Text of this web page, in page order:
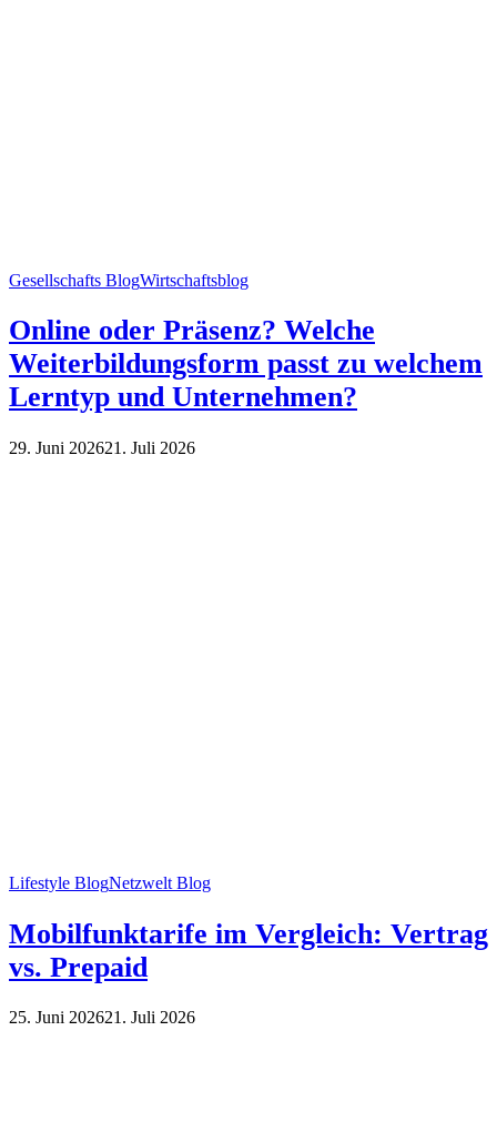
Gesellschafts BlogWirtschaftsblog
Online oder Präsenz? Welche
Weiterbildungsform passt zu welchem
Lerntyp und Unternehmen?
29. Juni 202621. Juli 2026
Lifestyle BlogNetzwelt Blog
Mobilfunktarife im Vergleich: Vertrag
vs. Prepaid
25. Juni 202621. Juli 2026